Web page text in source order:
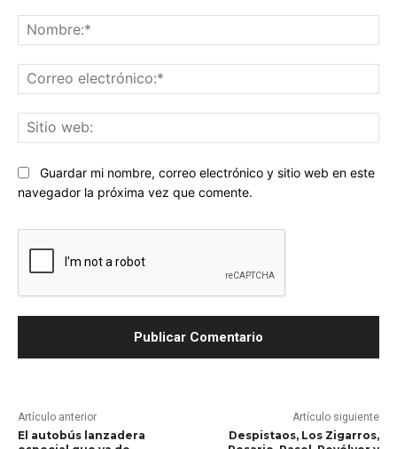
Guardar mi nombre, correo electrónico y sitio web en este
navegador la próxima vez que comente.
Artículo anterior
El autobús lanzadera
Artículo siguiente
Despistaos, Los Zigarros,